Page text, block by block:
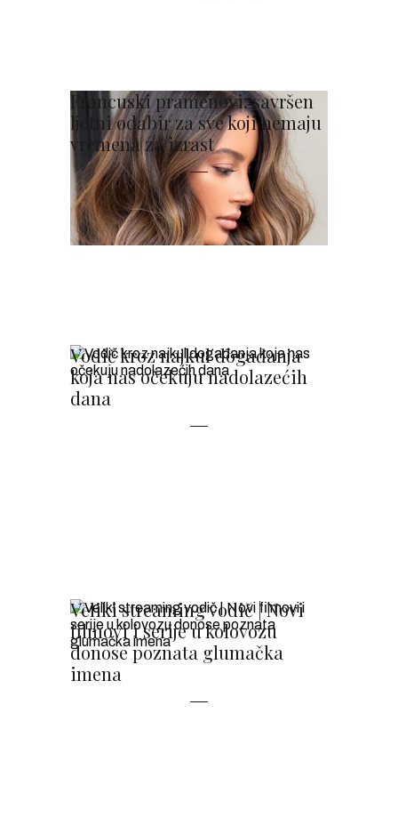
Francuski pramenovi: savršen
ljetni odabir za sve koji nemaju
vremena za izrast
Vodič kroz najkul događanja
koja nas očekuju nadolazećih
dana
Veliki streaming vodič | Novi
filmovi i serije u kolovozu
donose poznata glumačka
imena